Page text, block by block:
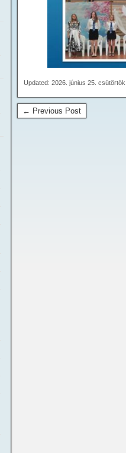
Updated: 2026. június 25.
← Previous Post